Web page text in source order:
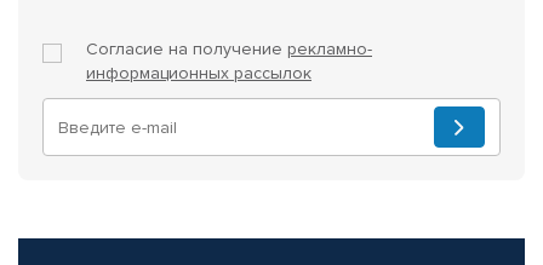
Согласие на получение рекламно-
информационных рассылок